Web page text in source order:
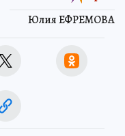
Юлия ЕФРЕМОВА